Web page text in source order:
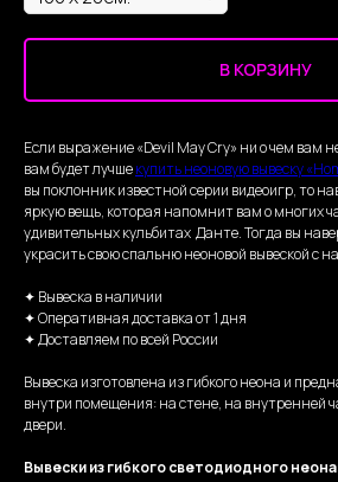
В КОРЗИНУ
Если выражение «Devil May Cry» ни о чем вам
вам будет лучшекупить неоновую вывеску
вы поклонник известной серии видеоигр, то
яркую вещь, которая напомнит вам о многих
удивительных кульбитах Данте. Тогда вы
украсить свою спальню неоновой вывеской с
✦ Вывеска в наличии
✦ Оперативная доставка от 1 дня
✦ Доставляем по всей России
Вывеска изготовлена из гибкого неона и
внутри помещения: на стене, на внутренней
двери.
Вывески из гибкого светодиодного